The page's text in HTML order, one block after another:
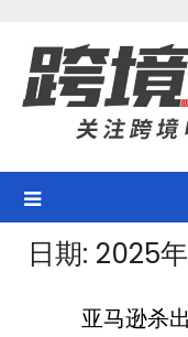
content
日期: 2025
亚马逊杀